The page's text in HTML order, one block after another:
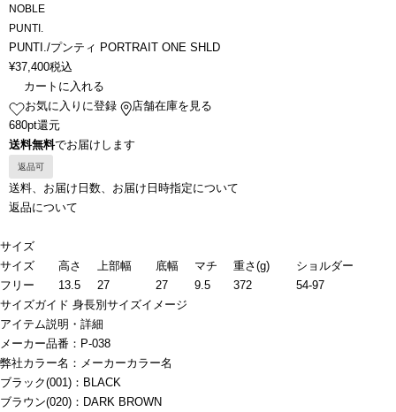
NOBLE
PUNTI.
PUNTI./プンティ PORTRAIT ONE SHLD
¥37,400税込
カートに入れる
お気に入りに登録
店舗在庫を見る
680pt還元
送料無料でお届けします
返品可
送料、お届け日数、お届け日時指定について
返品について
サイズ
サイズ
高さ 上部幅 底幅 マチ 重さ(g)
ショルダー
フリー
13.5 27 27 9.5 372
54-97
サイズガイド 身長別サイズイメージ
アイテム説明・詳細
メーカー品番：P-038
弊社カラー名：メーカーカラー名
ブラック(001)：BLACK
ブラウン(020)：DARK BROWN